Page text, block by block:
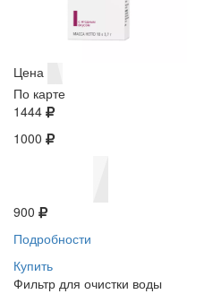
Цена
По карте
1444
1000
900
Подробности
Купить
Фильтр для очистки воды